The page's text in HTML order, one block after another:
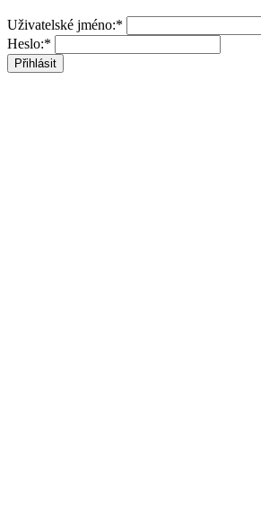
Uživatelské jméno:*
Heslo:*